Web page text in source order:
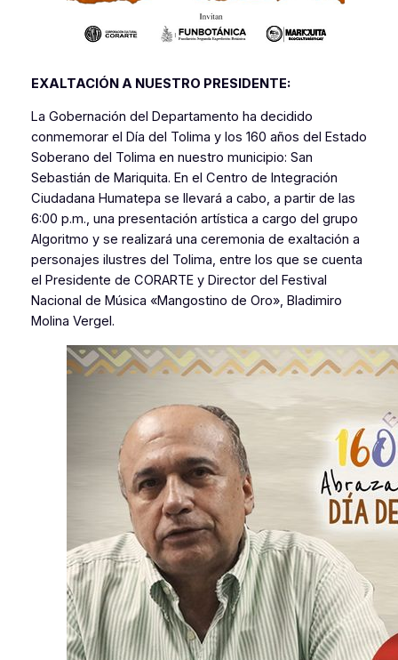
EXALTACIÓN A NUESTRO PRESIDENTE:
La Gobernación del Departamento ha decidido
conmemorar el Día del Tolima y los 160 años del Estado
Soberano del Tolima en nuestro municipio: San
Sebastián de Mariquita. En el Centro de Integración
Ciudadana Humatepa se llevará a cabo, a partir de las
6:00 p.m., una presentación artística a cargo del grupo
Algoritmo y se realizará una ceremonia de exaltación a
personajes ilustres del Tolima, entre los que se cuenta
el Presidente de CORARTE y Director del Festival
Nacional de Música «Mangostino de Oro», Bladimiro
Molina Vergel.